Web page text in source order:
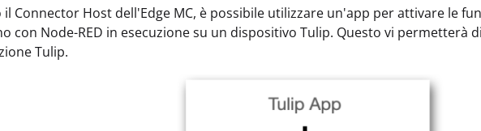
Connector Host dell'Edge MC, è possibile utilizzare un'app per attivare le
con Node-RED in esecuzione su un dispositivo Tulip. Questo vi permetterà
Tulip.